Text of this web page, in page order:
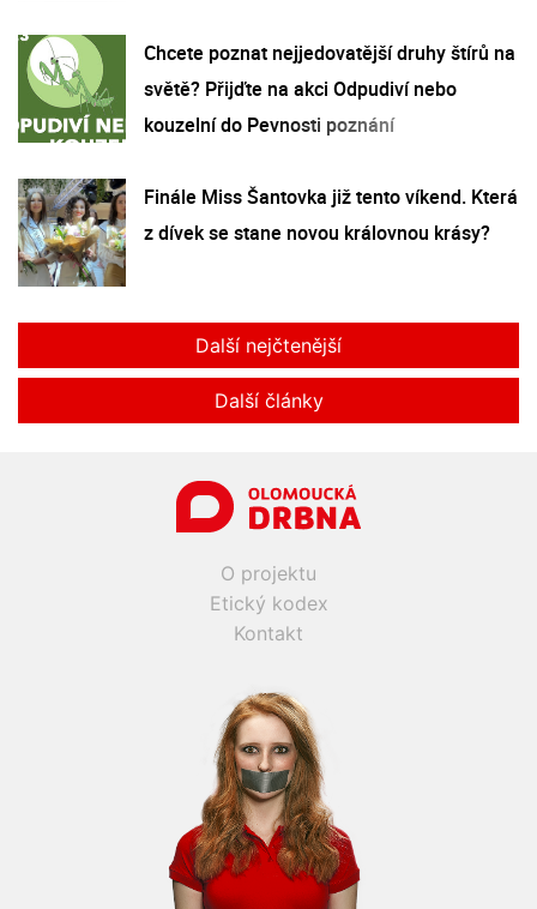
Chcete poznat nejjedovatější druhy štírů na
světě? Přijďte na akci Odpudiví nebo
kouzelní do Pevnosti poznání
Finále Miss Šantovka již tento víkend. Která
z dívek se stane novou královnou krásy?
Další nejčtenější
Další články
O projektu
Etický kodex
Kontakt